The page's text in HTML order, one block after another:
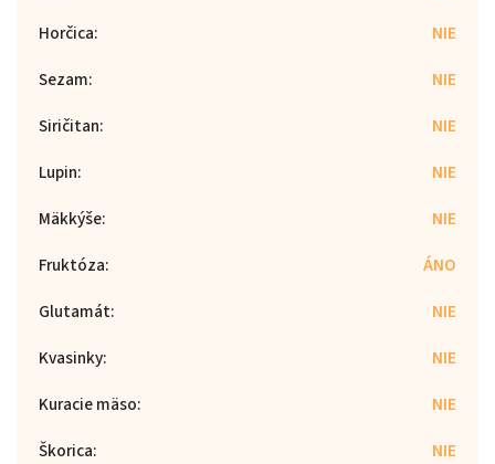
Horčica:
NIE
Sezam:
NIE
Siričitan:
NIE
Lupin:
NIE
Mäkkýše:
NIE
Fruktóza:
ÁNO
Glutamát:
NIE
Kvasinky:
NIE
Kuracie mäso:
NIE
Škorica:
NIE